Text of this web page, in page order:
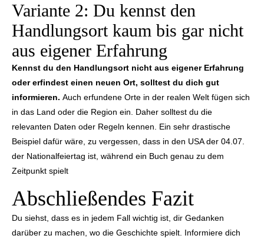
Variante 2: Du kennst den
Handlungsort kaum bis gar nicht
aus eigener Erfahrung
Kennst du den Handlungsort nicht aus eigener Erfahrung
oder erfindest einen neuen Ort, solltest du dich gut
informieren. Auch erfundene Orte in der realen Welt fügen sich
in das Land oder die Region ein. Daher solltest du die
relevanten Daten oder Regeln kennen. Ein sehr drastische
Beispiel dafür wäre, zu vergessen, dass in den USA der 04.07.
der Nationalfeiertag ist, während ein Buch genau zu dem
Zeitpunkt spielt
Abschließendes Fazit
Du siehst, dass es in jedem Fall wichtig ist, dir Gedanken
darüber zu machen, wo die Geschichte spielt. Informiere dich